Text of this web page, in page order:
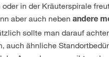
in der Kräuterspirale
aber auch nebenandere
sollte man darauf
auch ähnliche